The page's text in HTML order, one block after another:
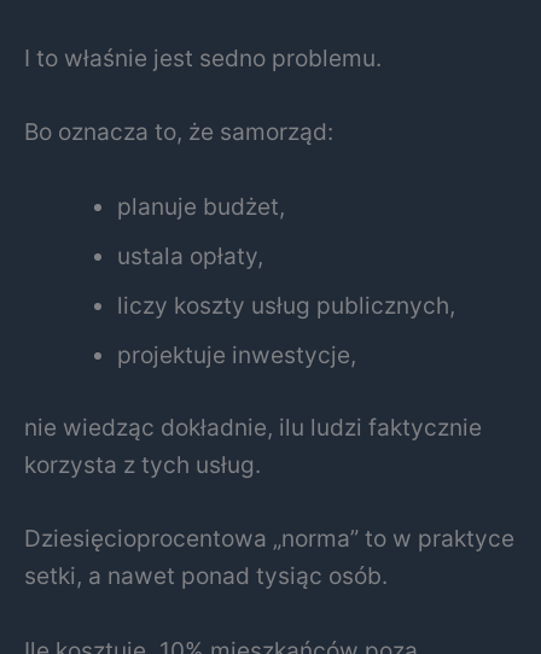
I to właśnie jest sedno problemu.
Bo oznacza to, że samorząd:
planuje budżet,
ustala opłaty,
liczy koszty usług publicznych,
projektuje inwestycje,
nie wiedząc dokładnie, ilu ludzi faktycznie
korzysta z tych usług.
Dziesięcioprocentowa „norma” to w praktyce
setki, a nawet ponad tysiąc osób.